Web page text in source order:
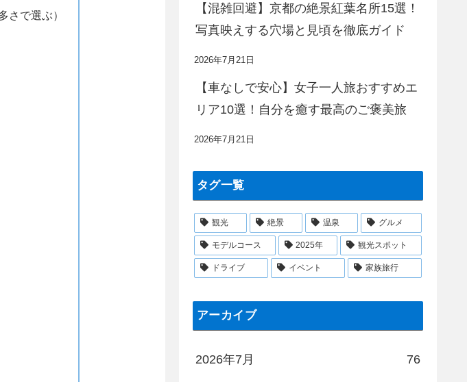
さで選ぶ）
【混雑回避】京都の絶景紅葉名所15選！
写真映えする穴場と見頃を徹底ガイド
2026年7月21日
【車なしで安心】女子一人旅おすすめエ
リア10選！自分を癒す最高のご褒美旅
2026年7月21日
タグ一覧
観光 絶景 温泉 グルメ
モデルコース 2025年 観光スポット
ドライブ イベント 家族旅行
アーカイブ
2026年7月 76